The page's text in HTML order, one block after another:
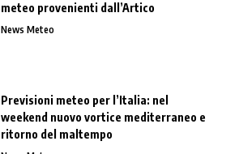
meteo provenienti dall’Artico
News Meteo
Previsioni meteo per l’Italia: nel
weekend nuovo vortice mediterraneo e
ritorno del maltempo